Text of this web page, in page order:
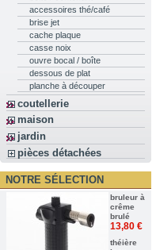
accessoires thé/café
brise jet
cache plaque
casse noix
ouvre bocal / boîte
dessous de plat
planche à découper
coutellerie
maison
jardin
pièces détachées
NOTRE SÉLECTION
bruleur à
crême
brulé
13,80 €
théière